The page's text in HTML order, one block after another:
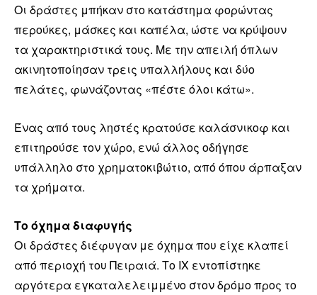
Οι δράστες μπήκαν στο κατάστημα φορώντας
περούκες, μάσκες και καπέλα, ώστε να κρύψουν
τα χαρακτηριστικά τους. Με την απειλή όπλων
ακινητοποίησαν τρεις υπαλλήλους και δύο
πελάτες, φωνάζοντας «πέστε όλοι κάτω».
Ένας από τους ληστές κρατούσε καλάσνικοφ και
επιτηρούσε τον χώρο, ενώ άλλος οδήγησε
υπάλληλο στο χρηματοκιβώτιο, από όπου άρπαξαν
τα χρήματα.
Το όχημα διαφυγής
Οι δράστες διέφυγαν με όχημα που είχε κλαπεί
από περιοχή του Πειραιά. Το ΙΧ εντοπίστηκε
αργότερα εγκαταλελειμμένο στον δρόμο προς το